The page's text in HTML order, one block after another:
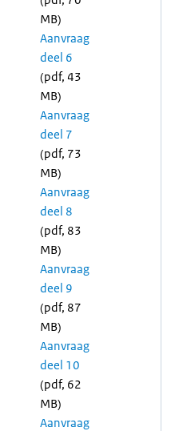
MB)
Aanvraag
deel 6
(pdf, 43
MB)
Aanvraag
deel 7
(pdf, 73
MB)
Aanvraag
deel 8
(pdf, 83
MB)
Aanvraag
deel 9
(pdf, 87
MB)
Aanvraag
deel 10
(pdf, 62
MB)
Aanvraag